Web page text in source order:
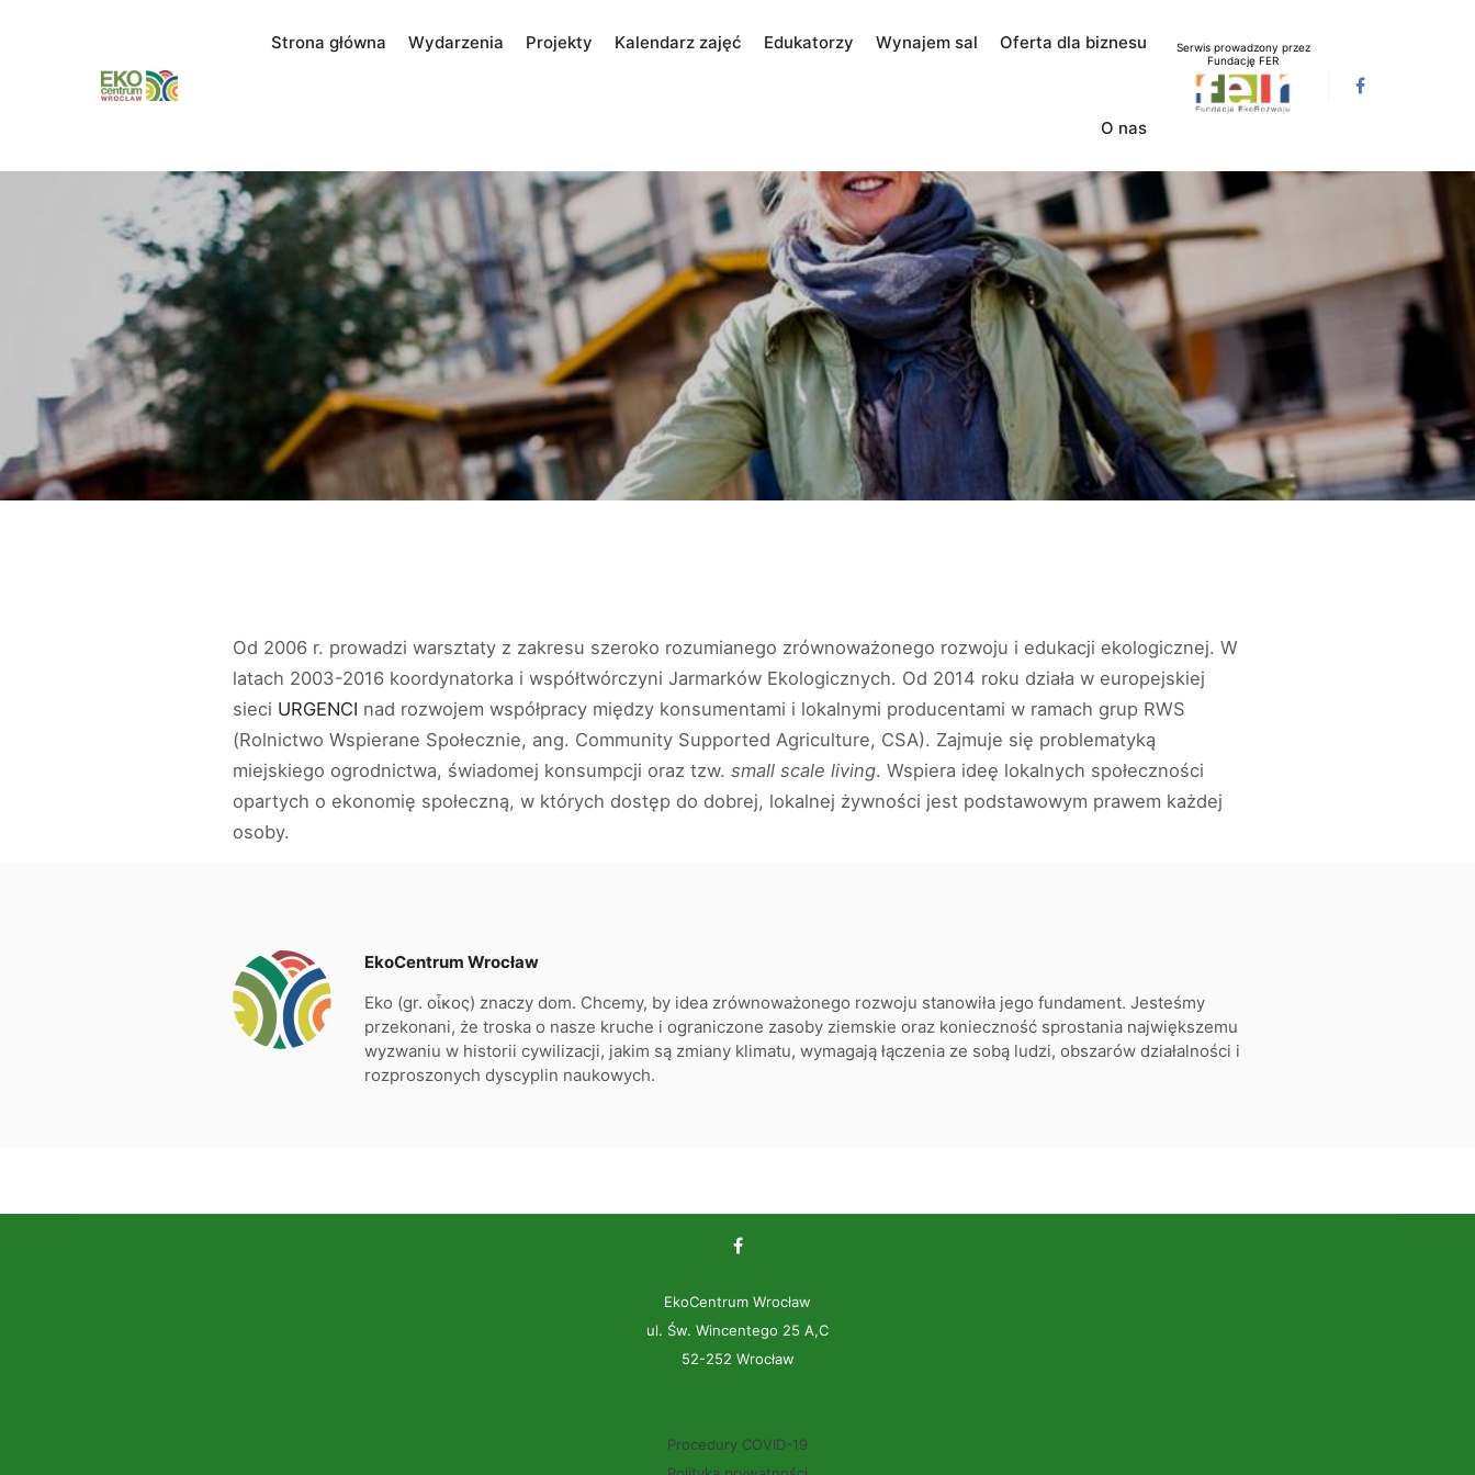
Strona główna Wydarzenia Projekty Kalendarz zajęć Edukatorzy Wynajem sal Oferta dla biznesu
O nas
Serwis prowadzony przez
Fundację FER
Od 2006 r. prowadzi warsztaty z zakresu szeroko rozumianego zrównoważonego rozwoju i edukacji ekologicznej. W
latach 2003-2016 koordynatorka i współtwórczyni Jarmarków Ekologicznych. Od 2014 roku działa w europejskiej
sieci URGENCI nad rozwojem współpracy między konsumentami i lokalnymi producentami w ramach grup RWS
(Rolnictwo Wspierane Społecznie, ang. Community Supported Agriculture, CSA). Zajmuje się problematyką
miejskiego ogrodnictwa, świadomej konsumpcji oraz tzw. small scale living. Wspiera ideę lokalnych społeczności
opartych o ekonomię społeczną, w których dostęp do dobrej, lokalnej żywności jest podstawowym prawem każdej
osoby.
EkoCentrum Wrocław
Eko (gr. οἶκος) znaczy dom. Chcemy, by idea zrównoważonego rozwoju stanowiła jego fundament. Jesteśmy
przekonani, że troska o nasze kruche i ograniczone zasoby ziemskie oraz konieczność sprostania największemu
wyzwaniu w historii cywilizacji, jakim są zmiany klimatu, wymagają łączenia ze sobą ludzi, obszarów działalności i
rozproszonych dyscyplin naukowych.
EkoCentrum Wrocław
ul. Św. Wincentego 25 A,C
52-252 Wrocław
Procedury COVID-19